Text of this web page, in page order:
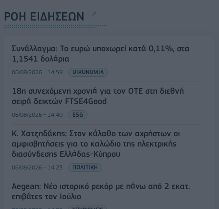
ΡΟΗ ΕΙΔΗΣΕΩΝ
Συνάλλαγμα: Το ευρώ υποχωρεί κατά 0,11%, στα
1,1541 δολάρια
06/08/2026 - 14:59 ΟΙΚΟΝΟΜΙΑ
18η συνεχόμενη χρονιά για τον ΟΤΕ στη διεθνή
σειρά δεικτών FTSE4Good
06/08/2026 - 14:40 ESG
Κ. Χατζηδάκης: Στον κάλαθο των αχρήστων οι
αμφισβητήσεις για το καλώδιο της ηλεκτρικής
διασύνδεσης Ελλάδας-Κύπρου
06/08/2026 - 14:23 ΠΟΛΙΤΙΚΗ
Aegean: Νέο ιστορικό ρεκόρ με πάνω από 2 εκατ.
επιβάτες τον Ιούλιο